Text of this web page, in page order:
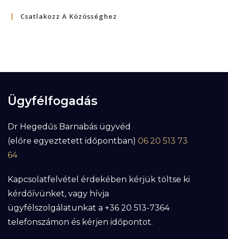
Csatlakozz A Közösséghez
Ügyfélfogadás
Dr Hegedűs Barnabás ügyvéd
(előre egyeztetett időpontban) 06 20 513 73
64
Kapcsolatfelvétel érdekében kérjük töltse ki
kérdőívünket, vagy hívja
ügyfélszolgálatunkat a +36 20 513-7364
telefonszámon és kérjen időpontot.